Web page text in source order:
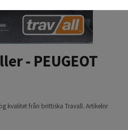
- PEUGEOT
kvalitet från brittiska Travall. Artikelnr